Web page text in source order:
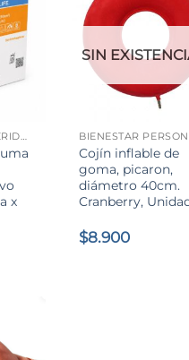
APÓSITO PARA HERIDAS
x
SIN
BIENESTAR
Cojín inflable de
goma, picaron,
diámetro 40cm.
Cranberry,
$8.900